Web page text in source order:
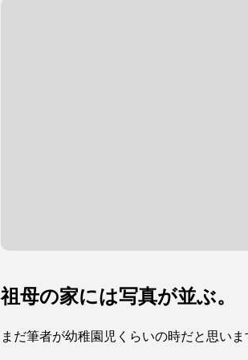
祖母の家には写真が並ぶ。
まだ筆者が幼稚園児くらいの時だと思いま